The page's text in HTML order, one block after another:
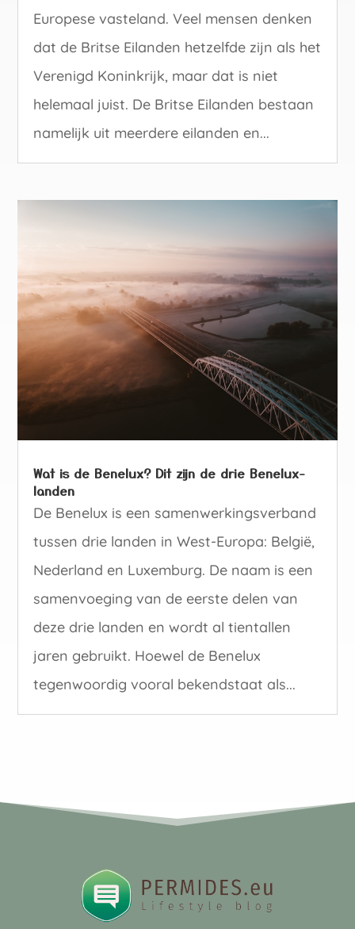
Europese vasteland. Veel mensen denken
dat de Britse Eilanden hetzelfde zijn als het
Verenigd Koninkrijk, maar dat is niet
helemaal juist. De Britse Eilanden bestaan
namelijk uit meerdere eilanden en...
Wat is de Benelux? Dit zijn de drie Benelux-
landen
De Benelux is een samenwerkingsverband
tussen drie landen in West-Europa: België,
Nederland en Luxemburg. De naam is een
samenvoeging van de eerste delen van
deze drie landen en wordt al tientallen
jaren gebruikt. Hoewel de Benelux
tegenwoordig vooral bekendstaat als...